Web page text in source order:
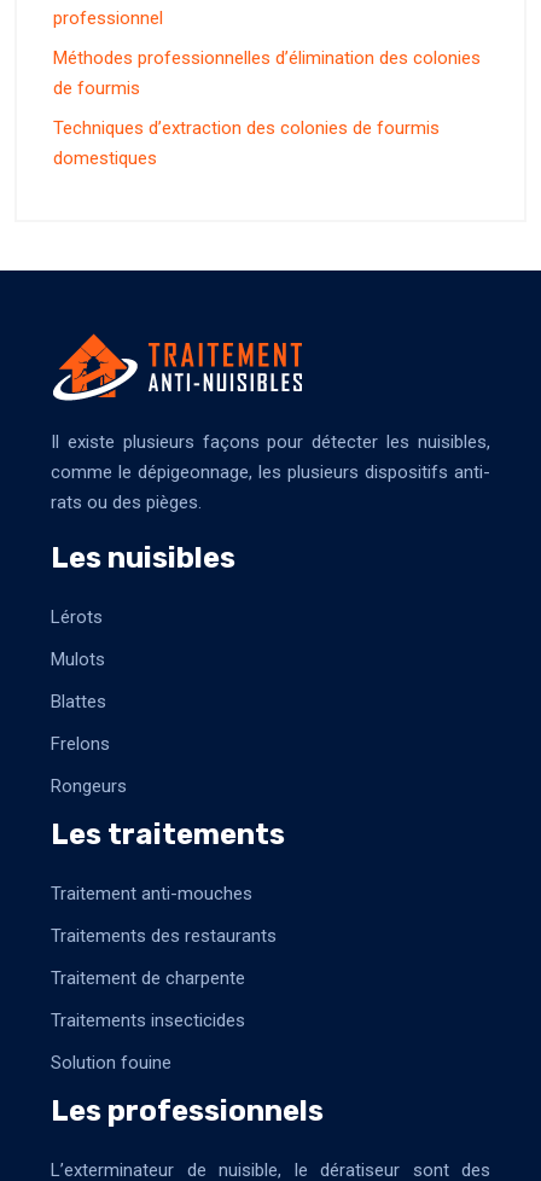
professionnel
Méthodes professionnelles d’élimination des colonies
de fourmis
Techniques d’extraction des colonies de fourmis
domestiques
Il existe plusieurs façons pour détecter les nuisibles,
comme le dépigeonnage, les plusieurs dispositifs anti-
rats ou des pièges.
Les nuisibles
Lérots
Mulots
Blattes
Frelons
Rongeurs
Les traitements
Traitement anti-mouches
Traitements des restaurants
Traitement de charpente
Traitements insecticides
Solution fouine
Les professionnels
L’exterminateur de nuisible, le dératiseur sont des